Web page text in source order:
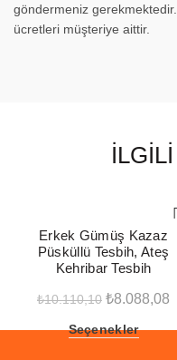
göndermeniz
ücretleri müşteriye aittir.
Erkek Gümüş Kazaz
Püsküllü Tesbih, Ateş
Kehribar Tesbih
₺10.110,10 Orijinal
₺10.110,10.
₺8.088,08
Seçenekler